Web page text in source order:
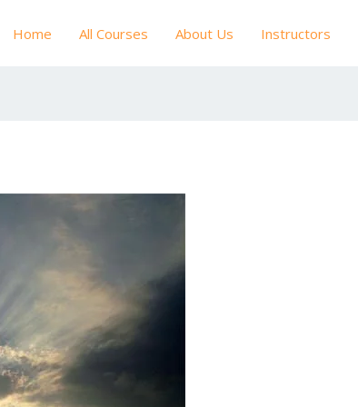
Home All Courses About Us Instructors